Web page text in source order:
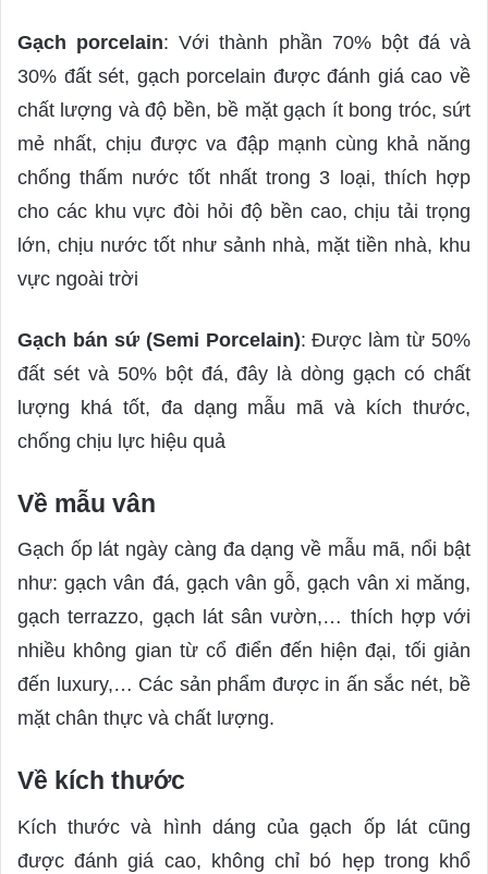
Gạch porcelain: Với thành phần 70% bột đá và
30% đất sét, gạch porcelain được đánh giá cao về
chất lượng và độ bền, bề mặt gạch ít bong tróc, sứt
mẻ nhất, chịu được va đập mạnh cùng khả năng
chống thấm nước tốt nhất trong 3 loại, thích hợp
cho các khu vực đòi hỏi độ bền cao, chịu tải trọng
lớn, chịu nước tốt như sảnh nhà, mặt tiền nhà, khu
vực ngoài trời
Gạch bán sứ (Semi Porcelain): Được làm từ 50%
đất sét và 50% bột đá, đây là dòng gạch có chất
lượng khá tốt, đa dạng mẫu mã và kích thước,
chống chịu lực hiệu quả
Về mẫu vân
Gạch ốp lát ngày càng đa dạng về mẫu mã, nổi bật
như: gạch vân đá, gạch vân gỗ, gạch vân xi măng,
gạch terrazzo, gạch lát sân vườn,… thích hợp với
nhiều không gian từ cổ điển đến hiện đại, tối giản
đến luxury,… Các sản phẩm được in ấn sắc nét, bề
mặt chân thực và chất lượng.
Về kích thước
Kích thước và hình dáng của gạch ốp lát cũng
được đánh giá cao, không chỉ bó hẹp trong khổ